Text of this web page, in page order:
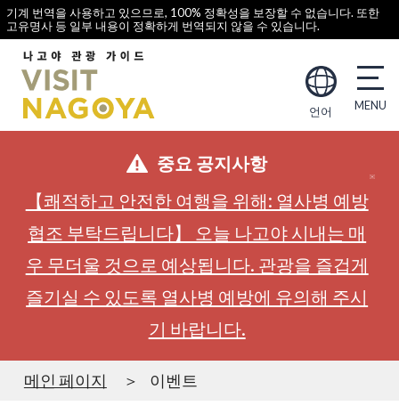
기계 번역을 사용하고 있으므로, 100% 정확성을 보장할 수 없습니다. 또한
고유명사 등 일부 내용이 정확하게 번역되지 않을 수 있습니다.
언어
중요 공지사항
【쾌적하고 안전한 여행을 위해: 열사병 예방
협조 부탁드립니다】 오늘 나고야 시내는 매
우 무더울 것으로 예상됩니다. 관광을 즐겁게
즐기실 수 있도록 열사병 예방에 유의해 주시
기 바랍니다.
메인 페이지 이벤트